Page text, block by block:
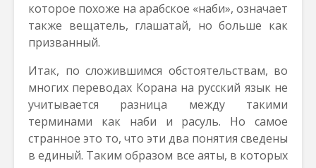
которое похоже на арабское «наби», означает
также вещатель, глашатай, но больше как
призванный.
Итак, по сложившимся обстоятельствам, во
многих переводах Корана на русский язык не
учитывается разница между такими
терминами как наби и расуль. Но самое
странное это то, что эти два понятия сведены
в единый. Таким образом все аяты, в которых